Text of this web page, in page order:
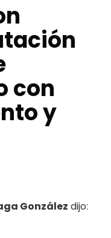
con
y
González dijo: